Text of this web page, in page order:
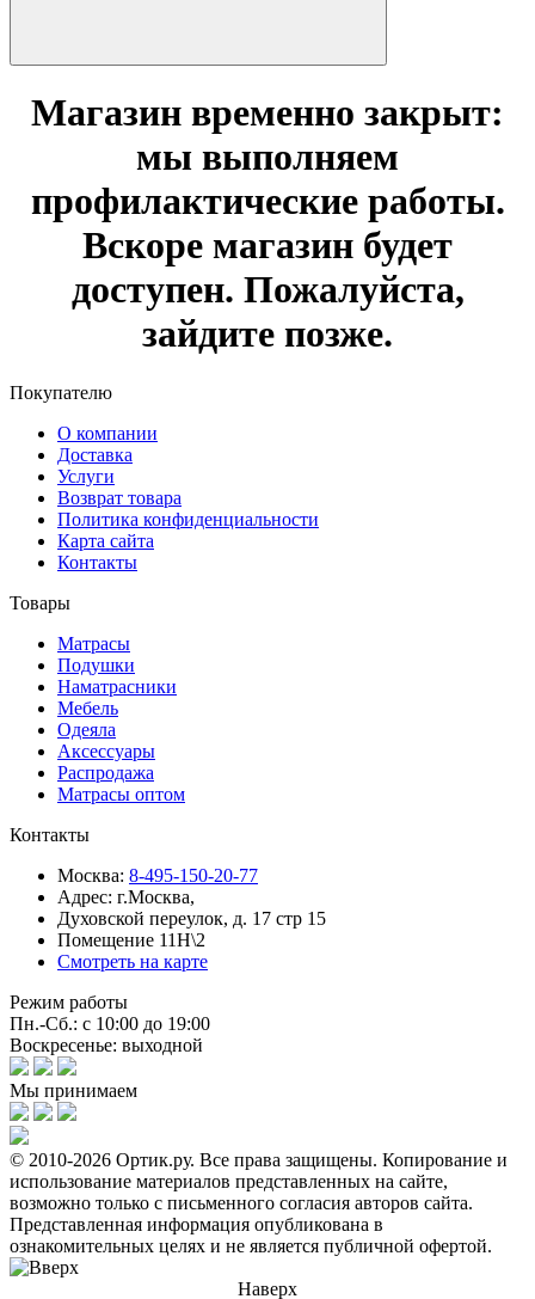
Магазин временно закрыт:
мы выполняем
профилактические работы.
Вскоре магазин будет
доступен. Пожалуйста,
зайдите позже.
Покупателю
О компании
Доставка
Услуги
Возврат товара
Политика конфиденциальности
Карта сайта
Контакты
Товары
Матрасы
Подушки
Наматрасники
Мебель
Одеяла
Аксессуары
Распродажа
Матрасы оптом
Контакты
Москва: 8-495-150-20-77
Адрес: г.Москва,
Духовской переулок, д. 17 стр 15
Помещение 11Н\2
Смотреть на карте
Режим работы
Пн.-Сб.: с 10:00 до 19:00
Воскресенье: выходной
Мы принимаем
© 2010-2026 Ортик.ру. Все права защищены. Копирование и
использование материалов представленных на сайте,
возможно только с письменного согласия авторов сайта.
Представленная информация опубликована в
ознакомительных целях и не является публичной офертой.
Наверх